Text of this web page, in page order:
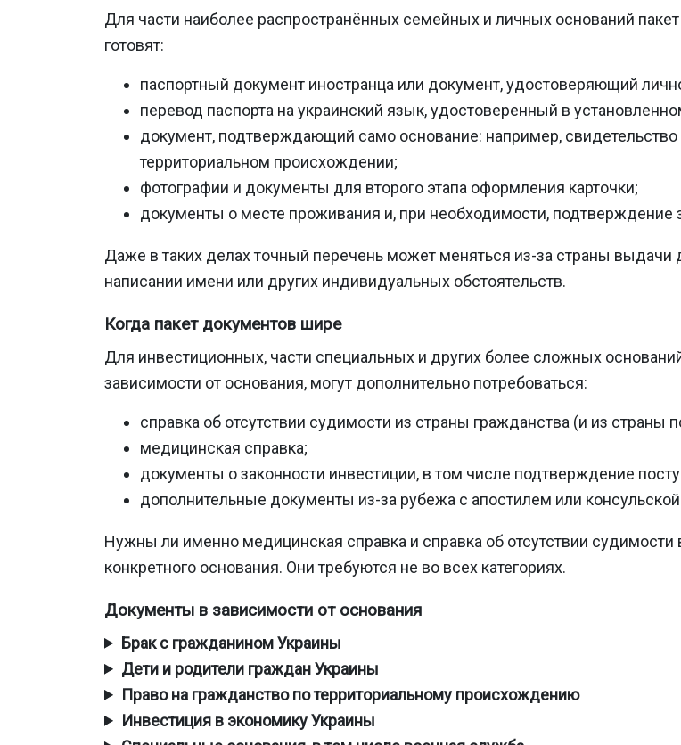
Для части наиболее распространённых семейных и личных оснований
готовят:
паспортный документ иностранца или документ, удостоверяющий
перевод паспорта на украинский язык, удостоверенный в
документ, подтверждающий само основание: например,
территориальном происхождении;
фотографии и документы для второго этапа оформления карточки;
документы о месте проживания и, при необходимости, подтверждение
Даже в таких делах точный перечень может меняться из-за страны
написании имени или других индивидуальных обстоятельств.
Когда пакет документов шире
Для инвестиционных, части специальных и других более сложных
зависимости от основания, могут дополнительно потребоваться:
справка об отсутствии судимости из страны гражданства (и из страны
медицинская справка;
документы о законности инвестиции, в том числе подтверждение
дополнительные документы из-за рубежа с апостилем или консульской
Нужны ли именно медицинская справка и справка об отсутствии
конкретного основания. Они требуются не во всех категориях.
Документы в зависимости от основания
Брак с гражданином Украины
Дети и родители граждан Украины
Право на гражданство по территориальному происхождению
Инвестиция в экономику Украины